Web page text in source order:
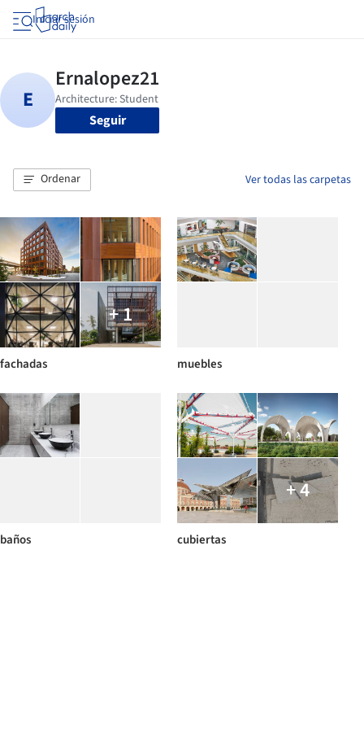
Iniciar sesión
Seguir
Ordenar Ver todas las carpetas
+ 1
fachadas muebles
baños
+ 4
cubiertas